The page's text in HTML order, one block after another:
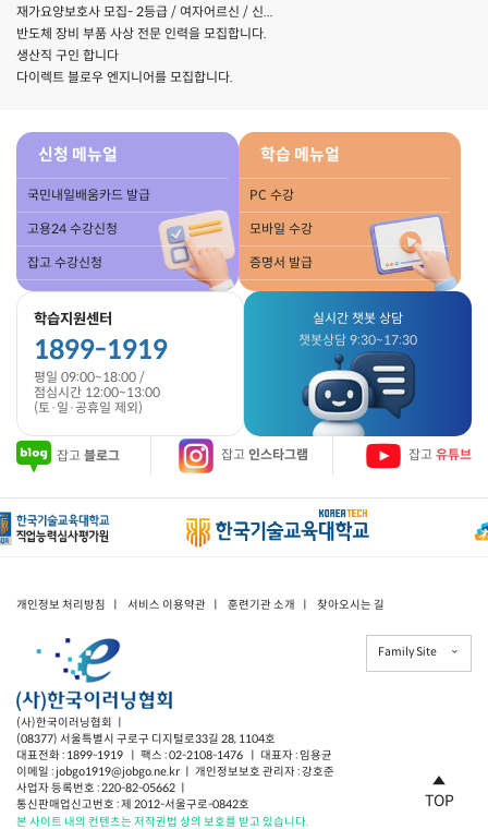
재가요양보호사 모집- 2등급 / 여자어르신 / 신...
반도체 장비 부품 사상 전문 인력을 모집합니다.
생산직 구인 합니다
다이렉트 블로우 엔지니어를 모집합니다.
신청 메뉴얼
국민내일배움카드 발급
고용24 수강신청
잡고 수강신청
학습 메뉴얼
PC 수강
모바일 수강
증명서 발급
학습지원센터
1899-1919
평일 09:00~18:00 /
점심시간 12:00~13:00
(토·일·공휴일 제외)
실시간 챗봇 상담
챗봇상담 9:30~17:30
잡고 블로그 잡고 인스타그램 잡고 유튜브
개인정보 처리방침 서비스 이용약관 훈련기관 소개 찾아오시는 길
(사)한국이러닝협회 ㅣ
(08377) 서울특별시 구로구 디지털로33길 28, 1104호
대표전화 : 1899-1919 ㅣ 팩스 : 02-2108-1476 ㅣ 대표자 : 임용균
이메일 : jobgo1919@jobgo.ne.kr ㅣ 개인정보보호 관리자 : 강호준
사업자 등록번호 : 220-82-05662 ㅣ
통신판매업신고번호 : 제 2012-서울구로-0842호
본 사이트 내의 컨텐츠는 저작권법 상의 보호를 받고 있습니다.
TOP
Family Site